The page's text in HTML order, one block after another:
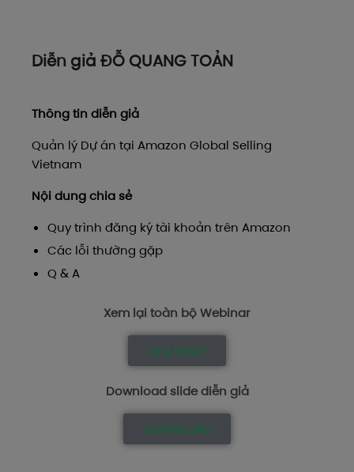
Diễn giả ĐỖ QUANG TOẢN
Thông tin diễn giả
Quản lý Dự án tại Amazon Global Selling
Vietnam
Nội dung chia sẻ
Quy trình đăng ký tài khoản trên Amazon
Các lỗi thường gặp
Q & A
Xem lại toàn bộ Webinar
XEM NGAY
Download slide diễn giả
DOWNLOAD